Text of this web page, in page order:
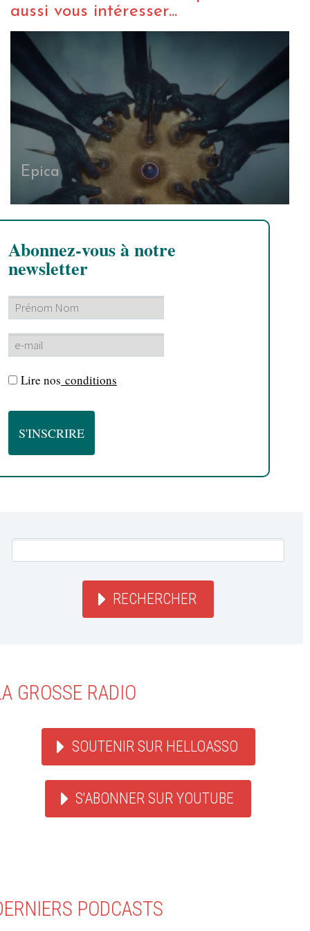
aussi vous intéresser...
Epica
Abonnez-vous à notre
newsletter
Lire nos conditions
RECHERCHER
GROSSE RADIO
SOUTENIR SUR HELLOASSO
S'ABONNER SUR YOUTUBE
PODCASTS